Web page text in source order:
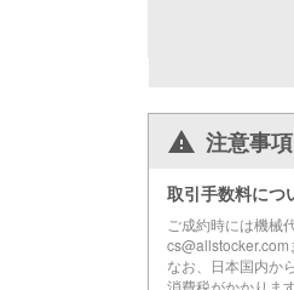
注意事項
取引手数料につ
ご成約時には機械
cs@allstocker.com
なお、日本国内か